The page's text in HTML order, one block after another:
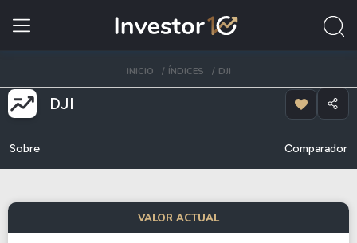
INICIO ÍNDICES DJI
DJI
Sobre Comparador
VALOR ACTUAL